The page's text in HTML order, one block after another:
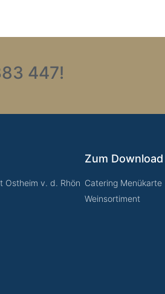
447!
Ostheim v. d. Rhön
Zum Download
Catering Menükarte
Weinsortiment